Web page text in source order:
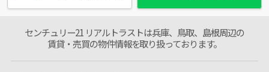
センチュリー21 リアルトラストは兵庫、鳥取、島根周辺の
賃貸・売買の物件情報を取り扱っております。